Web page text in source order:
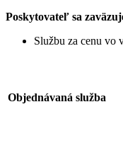
Poskytovateľ sa
Službu za cenu vo
Objednávaná služba